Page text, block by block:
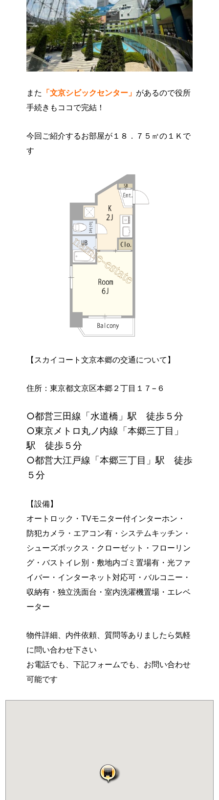
また 「文京シビックセンター」 があるので役所
手続きもココで完結！
今回ご紹介するお部屋が１８．７５㎡の１Ｋで
す
【スカイコート文京本郷の交通について】
住所：東京都文京区本郷２丁目１７−６
○都営三田線「水道橋」駅 徒歩５分
○東京メトロ丸ノ内線「本郷三丁目」
駅 徒歩５分
○都営大江戸線「本郷三丁目」駅 徒歩
５分
【設備】
オートロック・TVモニター付インターホン・
防犯カメラ・エアコン有・システムキッチン・
シューズボックス・クローゼット・フローリン
グ・バストイレ別・敷地内ゴミ置場有・光ファ
イバー・インターネット対応可・バルコニー・
収納有・独立洗面台・室内洗濯機置場・エレベ
ーター
物件詳細、内件依頼、質問等ありましたら気軽
に問い合わせ下さい
お電話でも、下記フォームでも、お問い合わせ
可能です